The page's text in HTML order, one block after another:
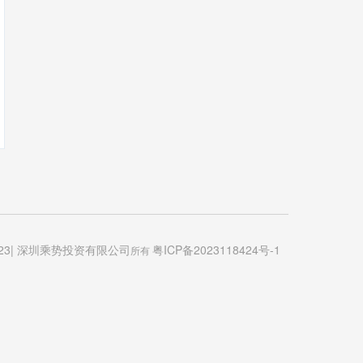
深圳乘势投资有限公司所有 粤ICP备2023118424号-1